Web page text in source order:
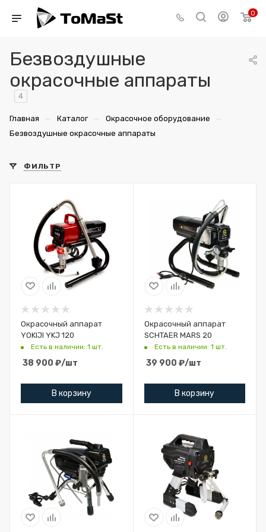
0
Безвоздушные
окрасочные аппараты
4
Главная — Каталог — Окрасочное оборудование —
Безвоздушные окрасочные аппараты
ФИЛЬТР
Окрасочный аппарат
YOKIJI YKJ 120
Есть в наличии: 1 шт.
38 900 ₽/шт
В корзину
Окрасочный аппарат
SCHTAER MARS 20
Есть в наличии: 1 шт.
39 900 ₽/шт
В корзину